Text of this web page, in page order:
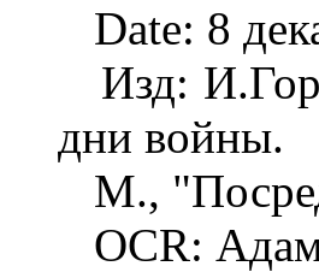
Date: 8
Изд:
дни войны.
М.,
OCR: